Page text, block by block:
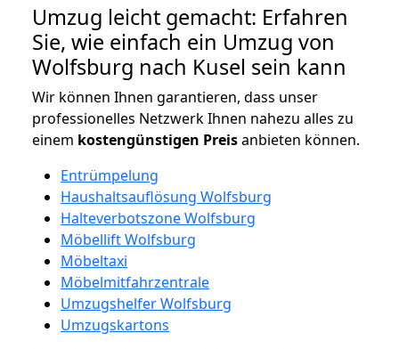
Umzug leicht gemacht: Erfahren
Sie, wie einfach ein Umzug von
Wolfsburg nach Kusel sein kann
Wir können Ihnen garantieren, dass unser
professionelles Netzwerk Ihnen nahezu alles zu
einem kostengünstigen Preisanbieten können.
Entrümpelung
Haushaltsauflösung Wolfsburg
Halteverbotszone Wolfsburg
Möbellift Wolfsburg
Möbeltaxi
Möbelmitfahrzentrale
Umzugshelfer Wolfsburg
Umzugskartons